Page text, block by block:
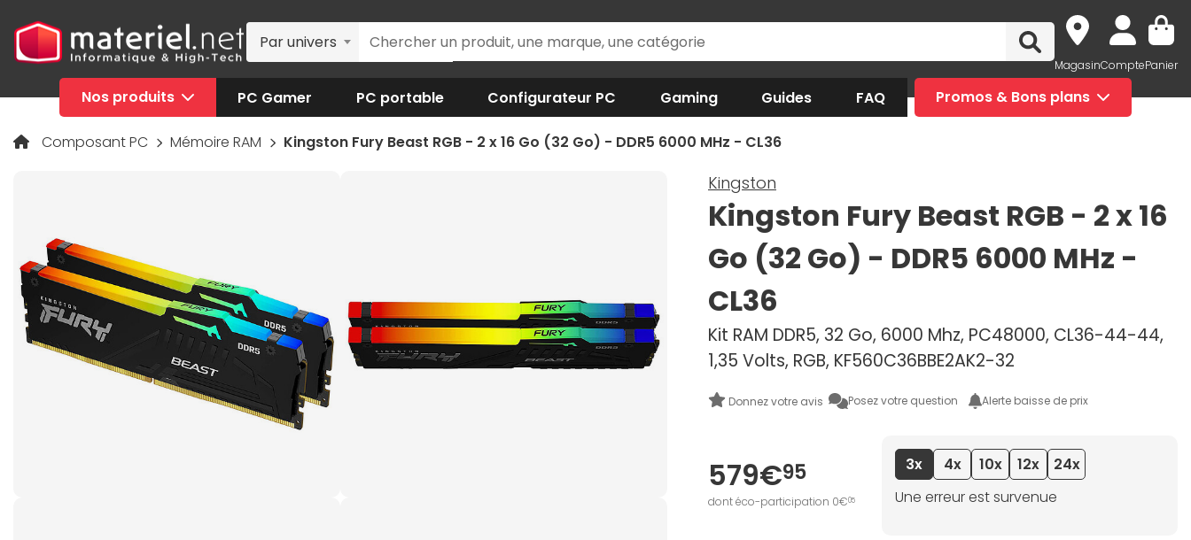
Par univers
MagasinComptePanier
Nos produits PC Gamer PC portable Configurateur PC Gaming Guides FAQ Promos & Bons plans
Composant PC Mémoire RAM Kingston Fury Beast RGB - 2 x 16 Go (32 Go) - DDR5 6000 MHz - CL36
Kingston
Kingston Fury Beast RGB - 2 x 16
Go (32 Go) - DDR5 6000 MHz -
CL36
Kit RAM DDR5, 32 Go, 6000 Mhz, PC48000, CL36-44-44,
1,35 Volts, RGB, KF560C36BBE2AK2-32
Donnez votre avis Posez votre question Alerte baisse de prix
579€95
dont éco-participation 0€05
3x 4x 10x 12x
24x
Une erreur est survenue